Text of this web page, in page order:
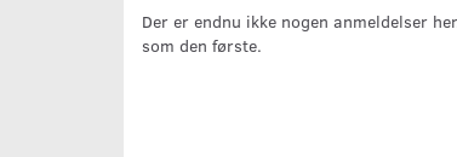
Der er endnu ikke nogen anmeldelser
som den første.